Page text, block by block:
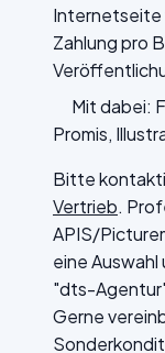
Internetseite
Zahlung pro
Mit dabei:
Promis,
Bitte
Vertrieb.
APIS/
eine
"dts-
Gerne